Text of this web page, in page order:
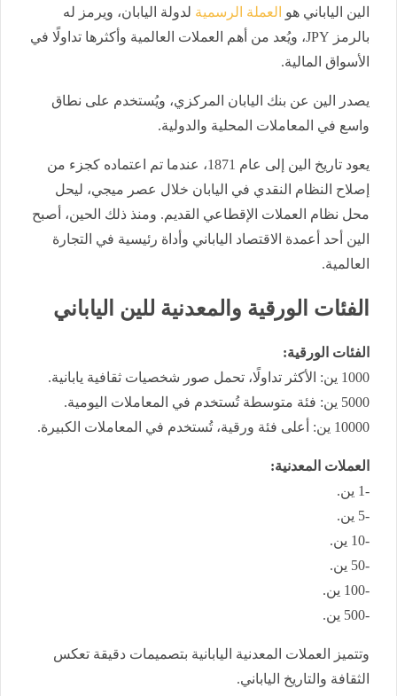
الين الياباني هو العملة الرسمية لدولة اليابان، ويرمز له
بالرمز JPY، ويُعد من أهم العملات العالمية وأكثرها تداولًا في
الأسواق المالية.
يصدر الين عن بنك اليابان المركزي، ويُستخدم على نطاق
واسع في المعاملات المحلية والدولية.
يعود تاريخ الين إلى عام 1871، عندما تم اعتماده كجزء من
إصلاح النظام النقدي في اليابان خلال عصر ميجي، ليحل
محل نظام العملات الإقطاعي القديم. ومنذ ذلك الحين، أصبح
الين أحد أعمدة الاقتصاد الياباني وأداة رئيسية في التجارة
العالمية.
الفئات الورقية والمعدنية للين الياباني
الفئات الورقية:
1000 ين: الأكثر تداولًا، تحمل صور شخصيات ثقافية يابانية.
5000 ين: فئة متوسطة تُستخدم في المعاملات اليومية.
10000 ين: أعلى فئة ورقية، تُستخدم في المعاملات الكبيرة.
العملات المعدنية:
-1 ين.
-5 ين.
-10 ين.
-50 ين.
-100 ين.
-500 ين.
وتتميز العملات المعدنية اليابانية بتصميمات دقيقة تعكس
الثقافة والتاريخ الياباني.